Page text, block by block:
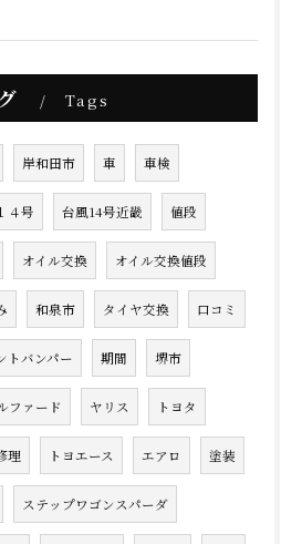
Tags
岸和田市 車 車検
４号 台風14号近畿 値段
オイル交換 オイル交換値段
和泉市 タイヤ交換 口コミ
トバンパー 期間 堺市
ファード ヤリス トヨタ
理 トヨエース エアロ 塗装
ステップワゴンスパーダ